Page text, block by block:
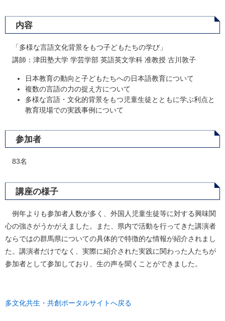
内容
「多様な言語文化背景をもつ子どもたちの学び」
講師：津田塾大学 学芸学部 英語英文学科 准教授 古川敦子
日本教育の動向と子どもたちへの日本語教育について
複数の言語の力の捉え方について
多様な言語・文化的背景をもつ児童生徒とともに学ぶ利点と
教育現場での実践事例について
参加者
83名
講座の様子
​ 例年よりも参加者人数が多く、外国人児童生徒等に対する興味関
心の強さがうかがえました。また、県内で活動を行ってきた講演者
ならではの群馬県についての具体的で特徴的な情報が紹介されまし
た。講演者だけでなく、実際に紹介された実践に関わった人たちが
参加者として参加しており、生の声を聞くことができました。
多文化共生・共創ポータルサイトへ戻る